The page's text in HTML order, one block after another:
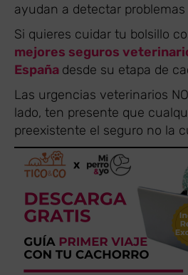
ayudan a detectar
Si quieres cuidar tu bolsillo
mejores seguros
España desde su etapa de
Las urgencias veterinarios
lado, ten presente que
preexistente el seguro no la